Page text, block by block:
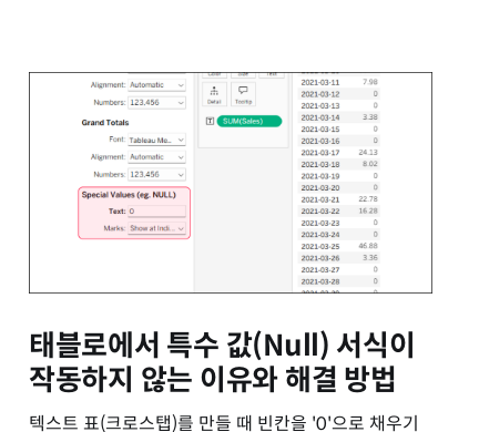
태블로에서 특수 값(Null) 서식이
작동하지 않는 이유와 해결 방법
텍스트 표(크로스탭)를 만들 때 빈칸을 '0'으로 채우기